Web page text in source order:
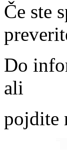
Če ste
Do
ali
pojdite